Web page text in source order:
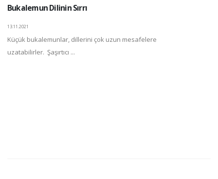
Bukalemun Dilinin Sırrı
13.11.2021
Küçük bukalemunlar, dillerini çok uzun mesafelere
uzatabilirler. Şaşırtıcı ...